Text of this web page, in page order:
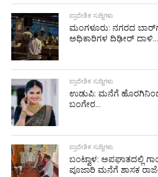
ಪ್ರಾದೇಶಿಕ ಸುದ್ದಿಗಳು
ಮಂಗಳೂರು: ನಗರದ
ಅಧಿಕಾರಿಗಳ ದಿಢೀರ್ ದಾಳಿ...
ಪ್ರಾದೇಶಿಕ ಸುದ್ದಿಗಳು
ಉಡುಪಿ: ಮನೆಗೆ
ಬಂಗೇರ...
ಪ್ರಾದೇಶಿಕ ಸುದ್ದಿಗಳು
ಬಂಟ್ವಾಳ: ಅಪಘಾತದಲ್ಲಿ
ಪೂಜಾರಿ ಮನೆಗೆ ಶಾಸಕ